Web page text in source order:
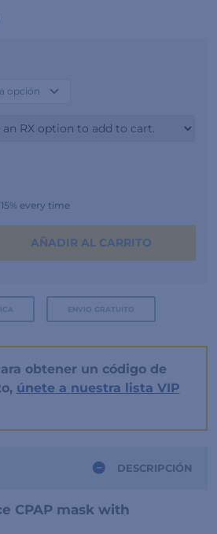
every time
AÑADIR AL CARRITO
ENVIO GRATUITO
obtener un código de
únete a nuestra lista VIP
DESCRIPCIÓN
CPAP mask with